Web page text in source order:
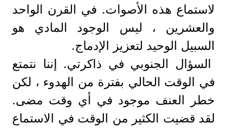
لاستماع هذه الأصوات. في القرن الواحد
والعشرين ، ليس الوجود المادي هو
السبيل الوحيد لتعزيز الإدماج.
السؤال الجنوبي في ذاكرتي. إننا نتمتع
في الوقت الحالي بفترة من الهدوء ، لكن
خطر العنف موجود في أي وقت مضى.
لقد قضيت الكثير من الوقت في الاستماع